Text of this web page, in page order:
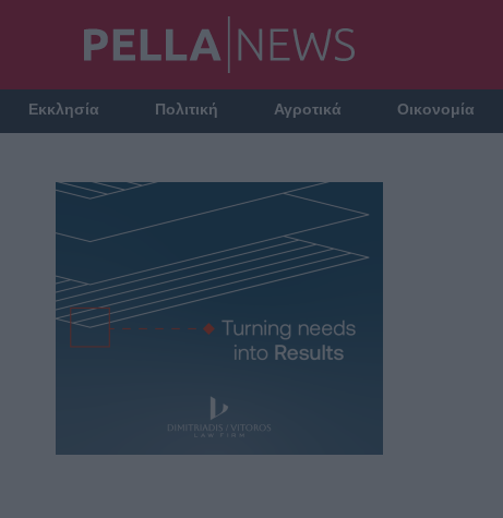
Εκκλησία Πολιτική Αγροτικά Οικονομία